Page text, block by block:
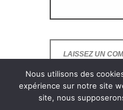
Nous utilisons des
expérience sur notre site
site, nous